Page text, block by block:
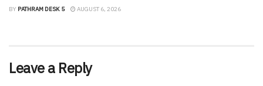
BY PATHRAM DESK 5 AUGUST 6, 2026
Leave a Reply